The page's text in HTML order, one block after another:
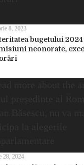
bugetului
neonorate,
8, 2023
28, 2024